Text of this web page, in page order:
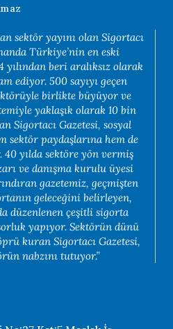
sektör yayını olan Sigortacı
Türkiye’nin en eski
yılından beri aralıksız olarak
ediyor. 500 sayıyı geçen
birlikte büyüyor ve
yaklaşık olarak 10 bin
Sigortacı Gazetesi, sosyal
sektör paydaşlarına hem de
40 yılda sektöre yön vermiş
ve danışma kurulu üyesi
gazetemiz, geçmişten
geleceğini belirleyen,
düzenlenen çeşitli sigorta
yapıyor. Sektörün dünü
kuran Sigortacı Gazetesi,
nabzını tutuyor.”